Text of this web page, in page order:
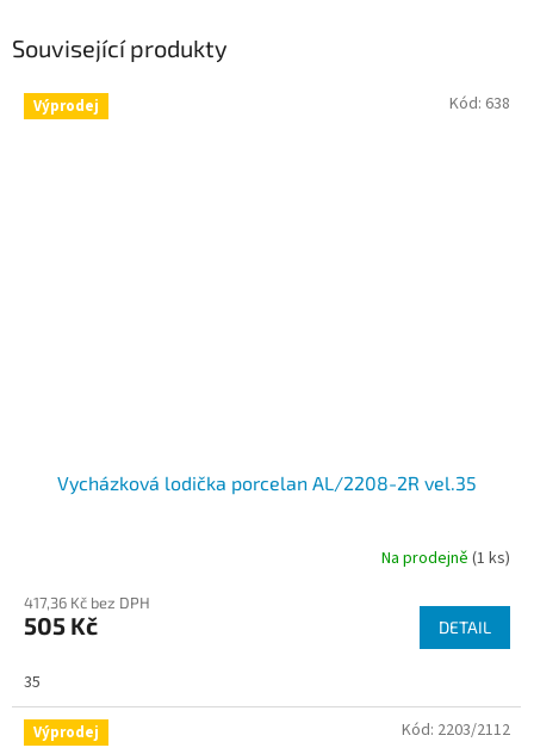
Související produkty
Výprodej
Vycházková lodička porcelan AL/2208-2R vel.35
Na prodejně (1 ks)
417,36 Kč bez DPH
505 Kč DETAIL
35
Kód: 638
Výprodej Kód: 2203/2112